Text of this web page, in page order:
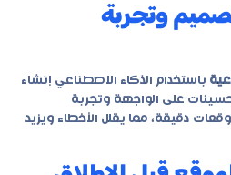
وتجربة
باستخدام الذكاء الاصطناعي إنشاء
على الواجهة وتجربة
دقيقة، مما يقلل الأخطاء ويزيد